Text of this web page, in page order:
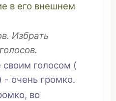
в его внешнем
Избрать
голосов.
своим голосом (
- очень громко.
, во